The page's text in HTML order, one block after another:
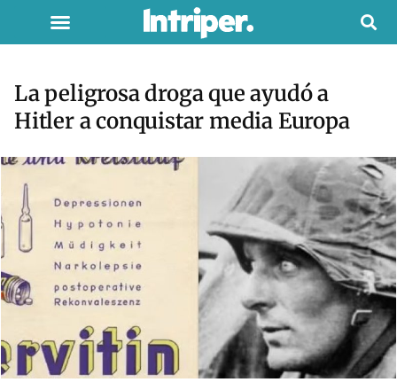
La peligrosa droga que ayudó a
Hitler a conquistar media Europa